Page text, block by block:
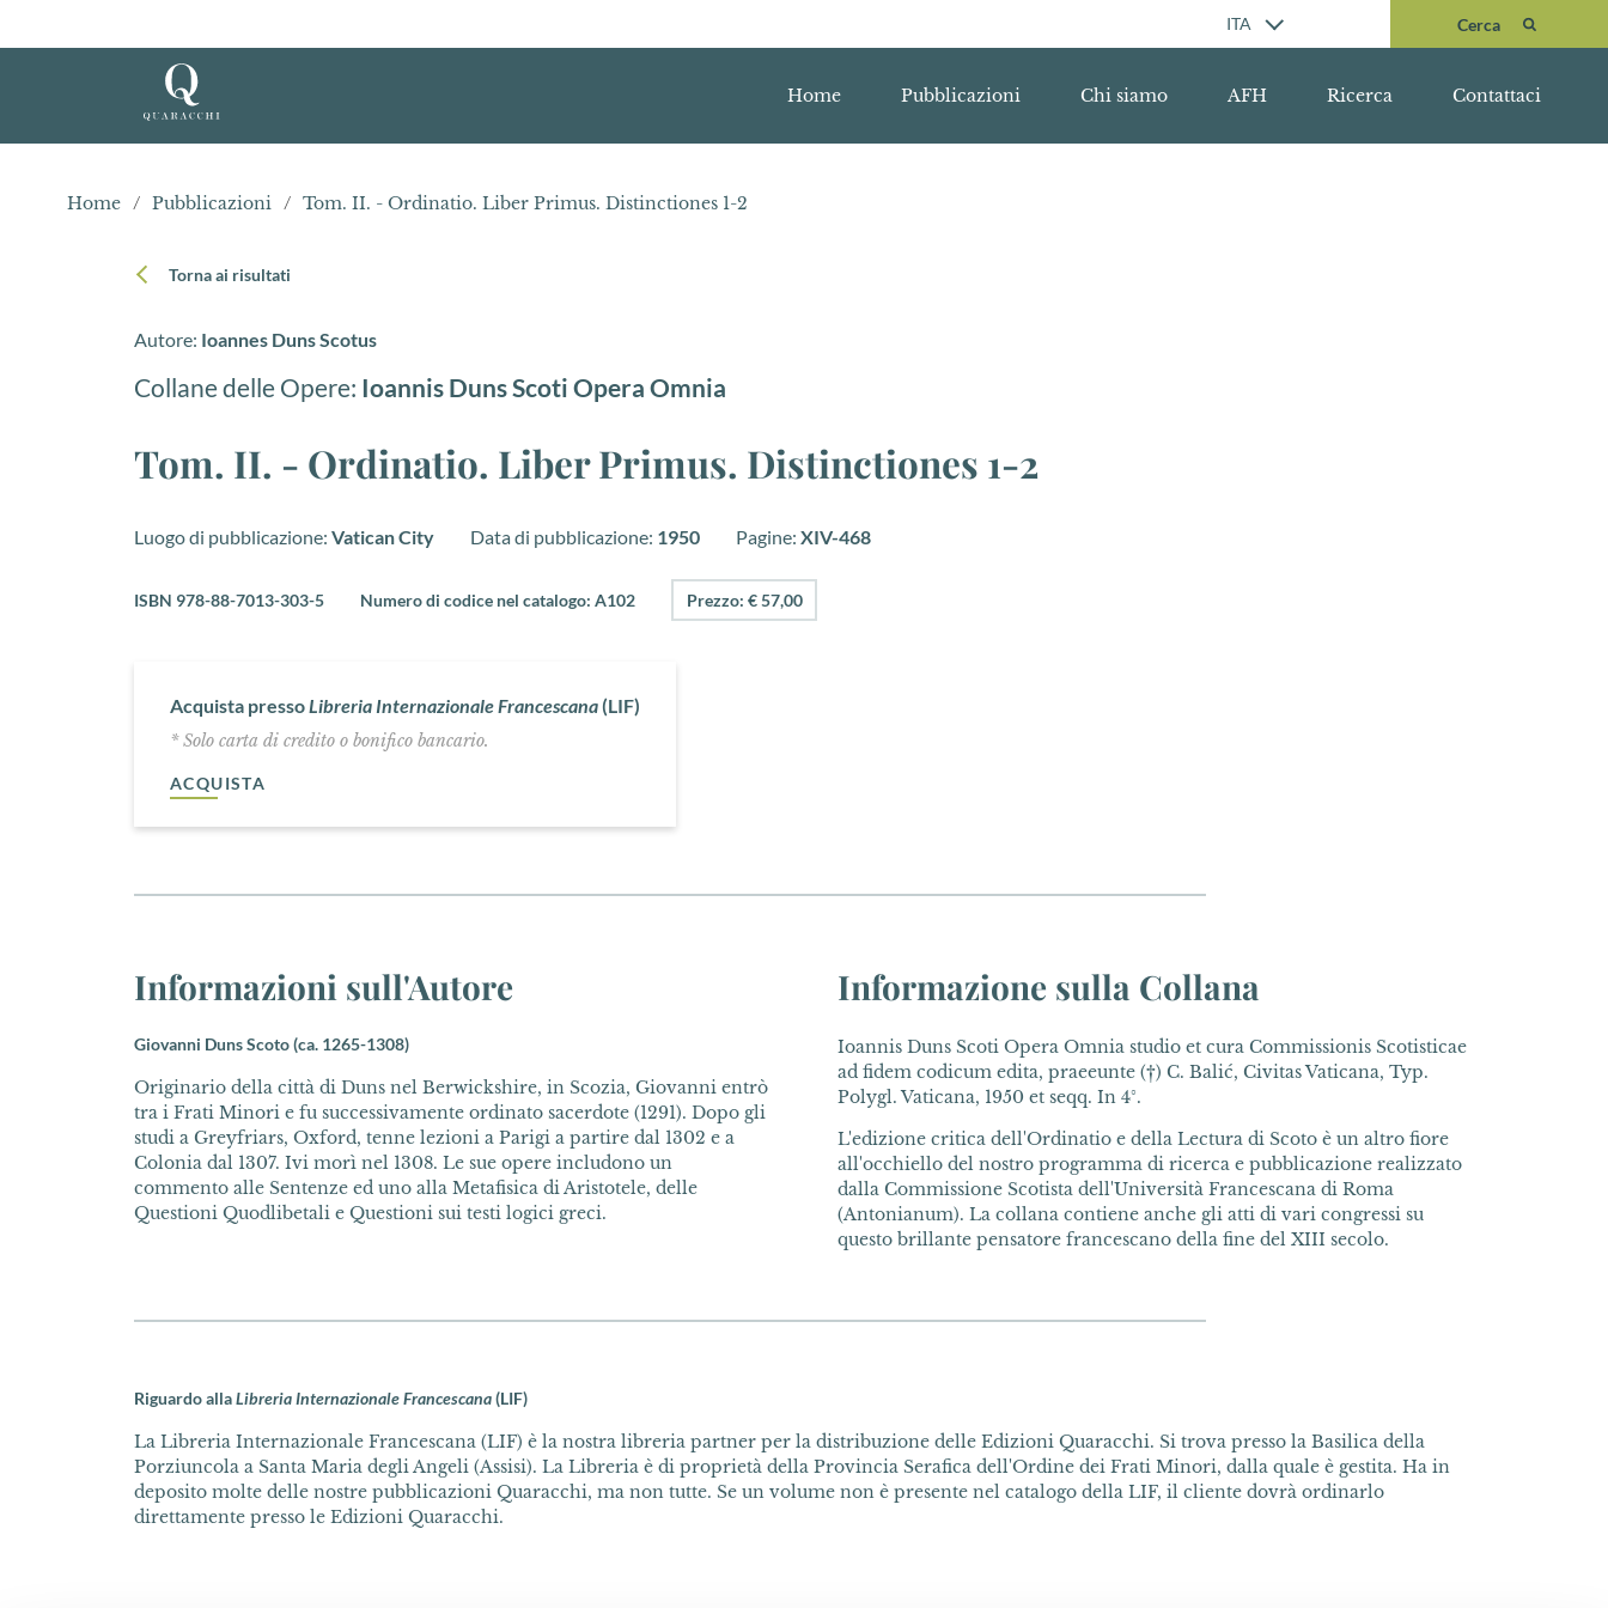
ITA Cerca
Cerca
Home Pubblicazioni Chi siamo AFH Ricerca Contattaci
Home / Pubblicazioni / Tom. II. - Ordinatio. Liber Primus. Distinctiones 1-2
Torna ai risultati
Autore: Ioannes Duns Scotus
Collane delle Opere: Ioannis Duns Scoti Opera Omnia
Tom. II. - Ordinatio. Liber Primus. Distinctiones 1-2
Luogo di pubblicazione: Vatican City Data di pubblicazione: 1950 Pagine: XIV-468
ISBN 978-88-7013-303-5 Numero di codice nel catalogo: A102 Prezzo: € 57,00
Acquista pressoLibreria Internazionale Francescana(LIF)
* Solo carta di credito o bonifico bancario.
ACQUISTA
Informazioni sull'Autore
Giovanni Duns Scoto (ca. 1265-1308)
Originario della città di Duns nel Berwickshire, in Scozia, Giovanni entrò
tra i Frati Minori e fu successivamente ordinato sacerdote (1291). Dopo gli
studi a Greyfriars, Oxford, tenne lezioni a Parigi a partire dal 1302 e a
Colonia dal 1307. Ivi morì nel 1308. Le sue opere includono un
commento alle Sentenze ed uno alla Metafisica di Aristotele, delle
Questioni Quodlibetali e Questioni sui testi logici greci.
Informazione sulla Collana
Ioannis Duns Scoti Opera Omnia studio et cura Commissionis Scotisticae
ad fidem codicum edita, praeeunte (†) C. Balić, Civitas Vaticana, Typ.
Polygl. Vaticana, 1950 et seqq. In 4°.
L'edizione critica dell'Ordinatio e della Lectura di Scoto è un altro fiore
all'occhiello del nostro programma di ricerca e pubblicazione realizzato
dalla Commissione Scotista dell'Università Francescana di Roma
(Antonianum). La collana contiene anche gli atti di vari congressi su
questo brillante pensatore francescano della fine del XIII secolo.
Riguardo allaLibreria Internazionale Francescana(LIF)
La Libreria Internazionale Francescana (LIF) è la nostra libreria partner per la distribuzione delle Edizioni Quaracchi. Si trova presso la Basilica della
Porziuncola a Santa Maria degli Angeli (Assisi). La Libreria è di proprietà della Provincia Serafica dell'Ordine dei Frati Minori, dalla quale è gestita. Ha in
deposito molte delle nostre pubblicazioni Quaracchi, ma non tutte. Se un volume non è presente nel catalogo della LIF, il cliente dovrà ordinarlo
direttamente presso le Edizioni Quaracchi.